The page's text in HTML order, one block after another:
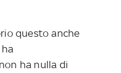
questo anche
ha nulla di